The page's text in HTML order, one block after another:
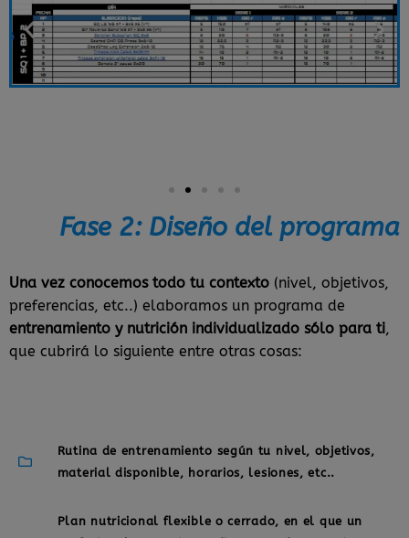
Fase 2: Diseño del programa
Una vez conocemos todo tu contexto (nivel, objetivos,
preferencias, etc..) elaboramos un programa de
entrenamiento y nutrición individualizado sólo para ti,
que cubrirá lo siguiente entre otras cosas:
Rutina de entrenamiento según tu nivel, objetivos,
material disponible, horarios, lesiones, etc..
Plan nutricional flexible o cerrado, en el que un